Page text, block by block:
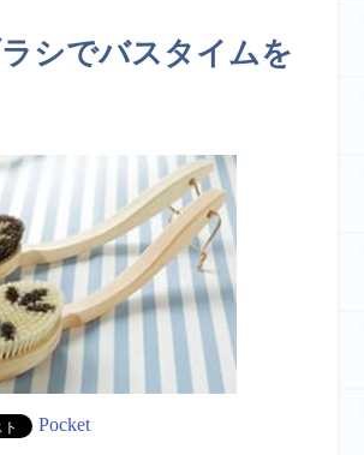
シでバスタイムを
Pocket